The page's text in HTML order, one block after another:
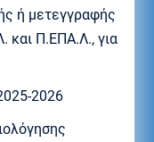
ή μετεγγραφής
και Π.ΕΠΑ.Λ., για
2026